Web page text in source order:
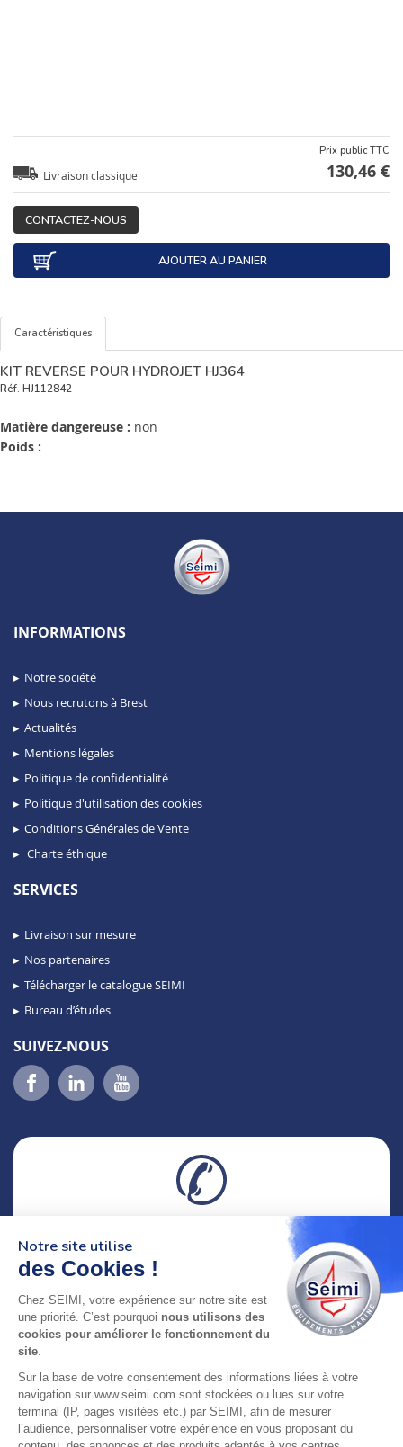
Livraison classique
Prix public TTC
130,46 €
CONTACTEZ-NOUS
AJOUTER AU PANIER
Caractéristiques
KIT REVERSE POUR HYDROJET HJ364
Réf. HJ112842
Matière dangereuse : non
Poids :
INFORMATIONS
Notre société
Nous recrutons à Brest
Actualités
Mentions légales
Politique de confidentialité
Politique d'utilisation des cookies
Conditions Générales de Vente
Charte éthique
SERVICES
Livraison sur mesure
Nos partenaires
Télécharger le catalogue SEIMI
Bureau d’études
SUIVEZ-NOUS
8h-12h30 & 13h30-18h
adresse : 75 Rue Amiral Troude,
29200 Brest FRANCE
SEIMI, UNE ENTREPRISE CERTIFIÉE, ENGAGÉE ET
LABELLISÉE
Notre site utilise
des Cookies !
Chez SEIMI, votre expérience sur notre site est
une priorité. C’est pourquoi nous utilisons des
cookies pour améliorer le fonctionnement du
site.
Sur la base de votre consentement des informations liées à votre
navigation sur www.seimi.com sont stockées ou lues sur votre
terminal (IP, pages visitées etc.) par SEIMI, afin de mesurer
l’audience, personnaliser votre expérience en vous proposant du